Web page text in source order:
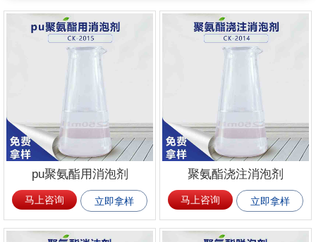
pu聚氨酯用消泡剂
马上咨询 立即拿样
聚氨酯浇注消泡剂
马上咨询 立即拿样